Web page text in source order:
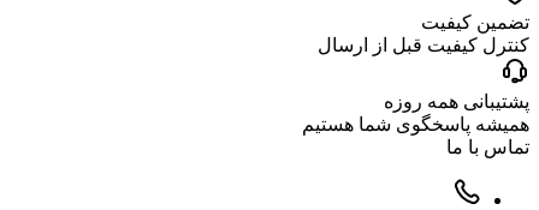
تضمین کیفیت
کنترل کیفیت قبل از ارسال
پشتیبانی همه روزه
همیشه پاسخگوی شما هستیم
تماس با ما